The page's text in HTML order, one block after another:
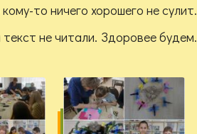
то ничего хорошего не сулит.
не читали. Здоровее будем.